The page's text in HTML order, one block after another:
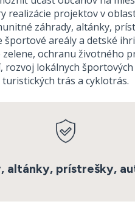
realizácie projektov v
záhrady, altánky,
športové areály a detské
zelene, ochranu životného
rozvoj lokálnych
turistických trás a cyklotrás.
altánky, prístrešky,